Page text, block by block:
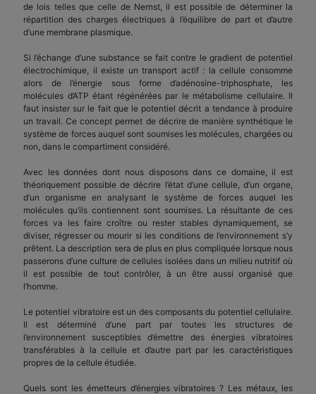
de lois telles que celle de Nernst, il est possible de déterminer la
répartition des charges électriques à l’équilibre de part et d’autre
d’une membrane plasmique.
Si l’échange d’une substance se fait contre le gradient de potentiel
électrochimique, il existe un transport actif : la cellule consomme
alors de l’énergie sous forme d’adénosine-triphosphate, les
molécules d’ATP étant régénérées par le métabolisme cellulaire. Il
faut insister sur le fait que le potentiel décrit a tendance à produire
un travail. Ce concept permet de décrire de manière synthétique le
système de forces auquel sont soumises les molécules, chargées ou
non, dans le compartiment considéré.
Avec les données dont nous disposons dans ce domaine, il est
théoriquement possible de décrire l’état d’une cellule, d’un organe,
d’un organisme en analysant le système de forces auquel les
molécules qu’ils contiennent sont soumises. La résultante de ces
forces va les faire croître ou rester stables dynamiquement, se
diviser, régresser ou mourir si les conditions de l’environnement s’y
prêtent. La description sera de plus en plus compliquée lorsque nous
passerons d’une culture de cellules isolées dans un milieu nutritif où
il est possible de tout contrôler, à un être aussi organisé que
l’homme.
Le potentiel vibratoire est un des composants du potentiel cellulaire.
Il est déterminé d’une part par toutes les structures de
l’environnement susceptibles d’émettre des énergies vibratoires
transférables à la cellule et d’autre part par les caractéristiques
propres de la cellule étudiée.
Quels sont les émetteurs d’énergies vibratoires ? Les métaux, les